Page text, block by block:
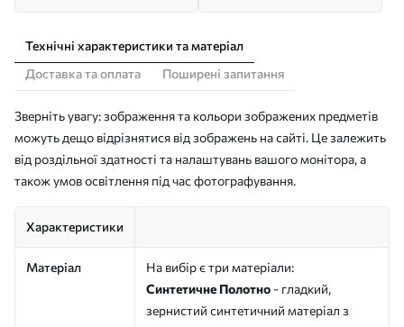
Технічні характеристики та матеріал
Доставка та оплата
Поширені запитання
Зверніть увагу: зображення та кольори зображених предметів
можуть дещо відрізнятися від зображень на сайті. Це залежить
від роздільної здатності та налаштувань вашого монітора, а
також умов освітлення під час фотографування.
Характеристики
Матеріал
На вибір є три матеріали:
Синтетичне Полотно - гладкий,
зернистий синтетичний матеріал з